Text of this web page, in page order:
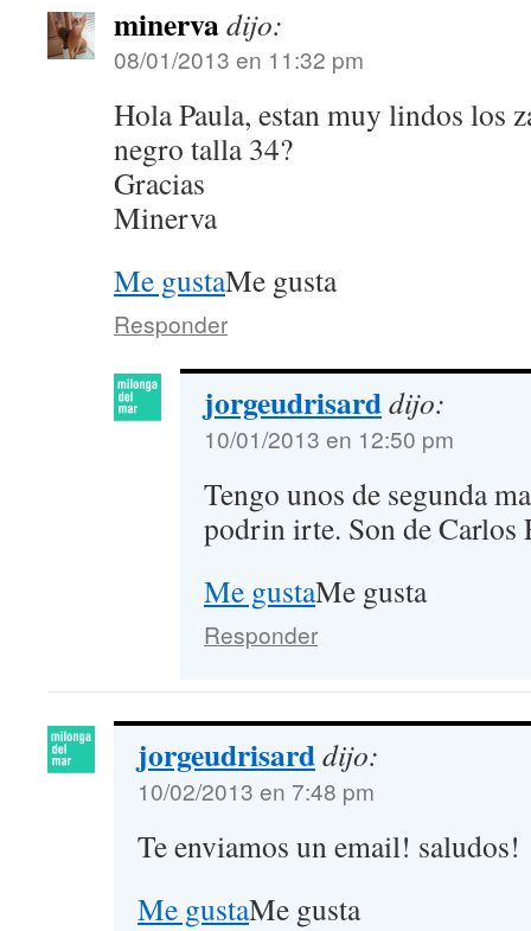
minervadijo:
08/01/2013 en 11:32 pm
Hola Paula, estan muy lindos los
negro talla 34?
Gracias
Minerva
Me gustaMe gusta
Responder
jorgeudrisarddijo:
10/01/2013 en 12:50 pm
Tengo unos de segunda
podrin irte. Son de
Me gustaMe gusta
Responder
jorgeudrisarddijo:
10/02/2013 en 7:48 pm
Te enviamos un email! saludos!
Me gustaMe gusta